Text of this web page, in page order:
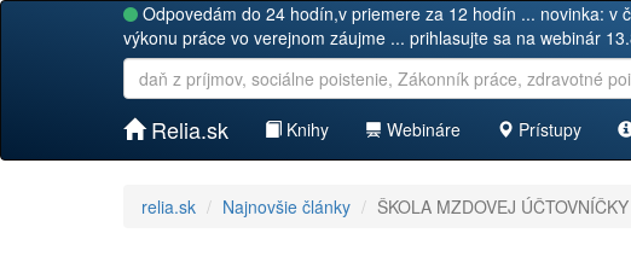
Odpovedám do 24 hodín,v priemere za 12 hodín ... novinka: v
výkonu práce vo verejnom záujme ... prihlasujte sa na webinár
Relia.sk Knihy Webináre Prístupy
relia.sk Najnovšie články ŠKOLA MZDOVEJ